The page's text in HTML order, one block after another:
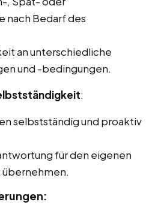
nach Bedarf des
an unterschiedliche
und -bedingungen.
:
selbstständig und proaktiv
für den eigenen